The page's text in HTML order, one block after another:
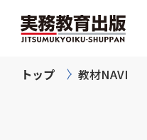
トップ 教材NAVI